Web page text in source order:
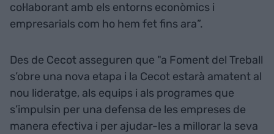
col·laborant amb els entorns econòmics i
empresarials com ho hem fet fins ara”.
Des de Cecot asseguren que "a Foment del Treball
s’obre una nova etapa i la Cecot estarà amatent al
nou lideratge, als equips i als programes que
s’impulsin per una defensa de les empreses de
manera efectiva i per ajudar-les a millorar la seva